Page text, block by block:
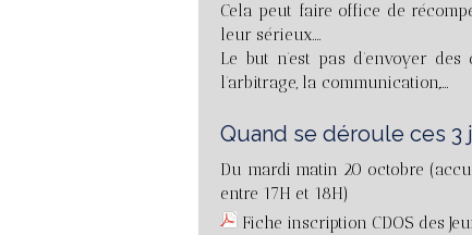
Cela peut faire office de
leur sérieux….
Le but n’est pas d’envoyer
l’arbitrage, la communication,….
Quand se déroule ces 3
Du mardi matin 20 octobre
entre 17H et 18H)
Fiche inscription CDOS des